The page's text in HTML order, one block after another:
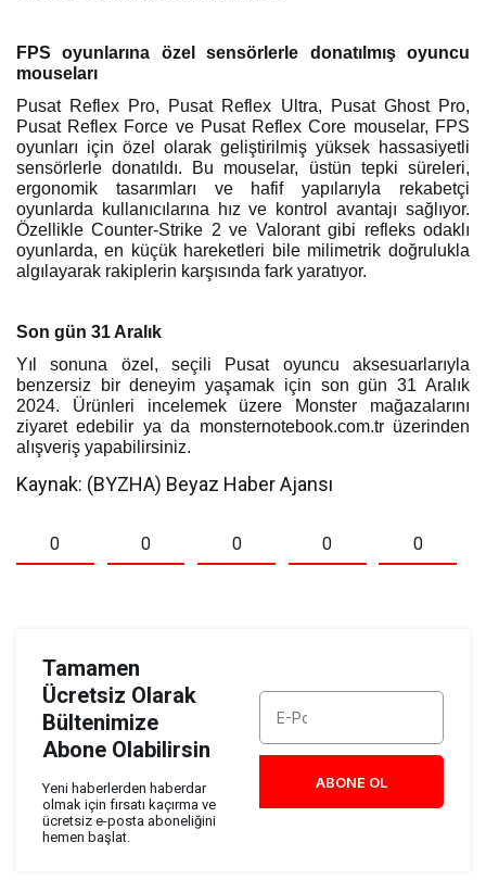
FPS oyunlarına özel sensörlerle donatılmış oyuncu
mouseları
Pusat Reflex Pro, Pusat Reflex Ultra, Pusat Ghost Pro,
Pusat Reflex Force ve Pusat Reflex Core mouselar, FPS
oyunları için özel olarak geliştirilmiş yüksek hassasiyetli
sensörlerle donatıldı. Bu mouselar, üstün tepki süreleri,
ergonomik tasarımları ve hafif yapılarıyla rekabetçi
oyunlarda kullanıcılarına hız ve kontrol avantajı sağlıyor.
Özellikle Counter-Strike 2 ve Valorant gibi refleks odaklı
oyunlarda, en küçük hareketleri bile milimetrik doğrulukla
algılayarak rakiplerin karşısında fark yaratıyor.
Son gün 31 Aralık
Yıl sonuna özel, seçili Pusat oyuncu aksesuarlarıyla
benzersiz bir deneyim yaşamak için son gün 31 Aralık
2024. Ürünleri incelemek üzere Monster mağazalarını
ziyaret edebilir ya da monsternotebook.com.tr üzerinden
alışveriş yapabilirsiniz.
Kaynak: (BYZHA) Beyaz Haber Ajansı
0 0 0 0 0
Tamamen
Ücretsiz Olarak
Bültenimize
Abone Olabilirsin
Yeni haberlerden haberdar
olmak için fırsatı kaçırma ve
ücretsiz e-posta aboneliğini
hemen başlat.
ABONE OL